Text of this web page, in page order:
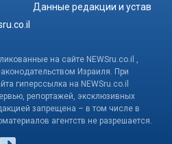
Данные редакции и устав
на сайте NEWSru.co.il ,
Израиля. При
гиперссылка на NEWSru.co.il
репортажей, эксклюзивных
запрещена – в том числе в
агентств не разрешается.